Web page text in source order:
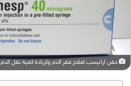
حقن ارانيسب لعلاج فقر الدم ولزيادة كمية نقل الدم Aranesp